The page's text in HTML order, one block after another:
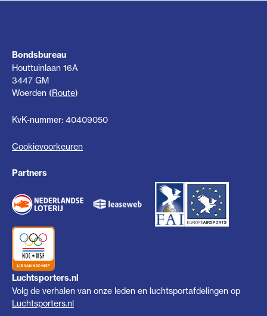
Bondsbureau
Houttuinlaan 16A
3447 GM
Woerden (Route)
KvK-nummer: 40409050
Cookievoorkeuren
Partners
Luchtsporters.nl
Volg de verhalen van onze leden en luchtsportafdelingen op
Luchtsporters.nl